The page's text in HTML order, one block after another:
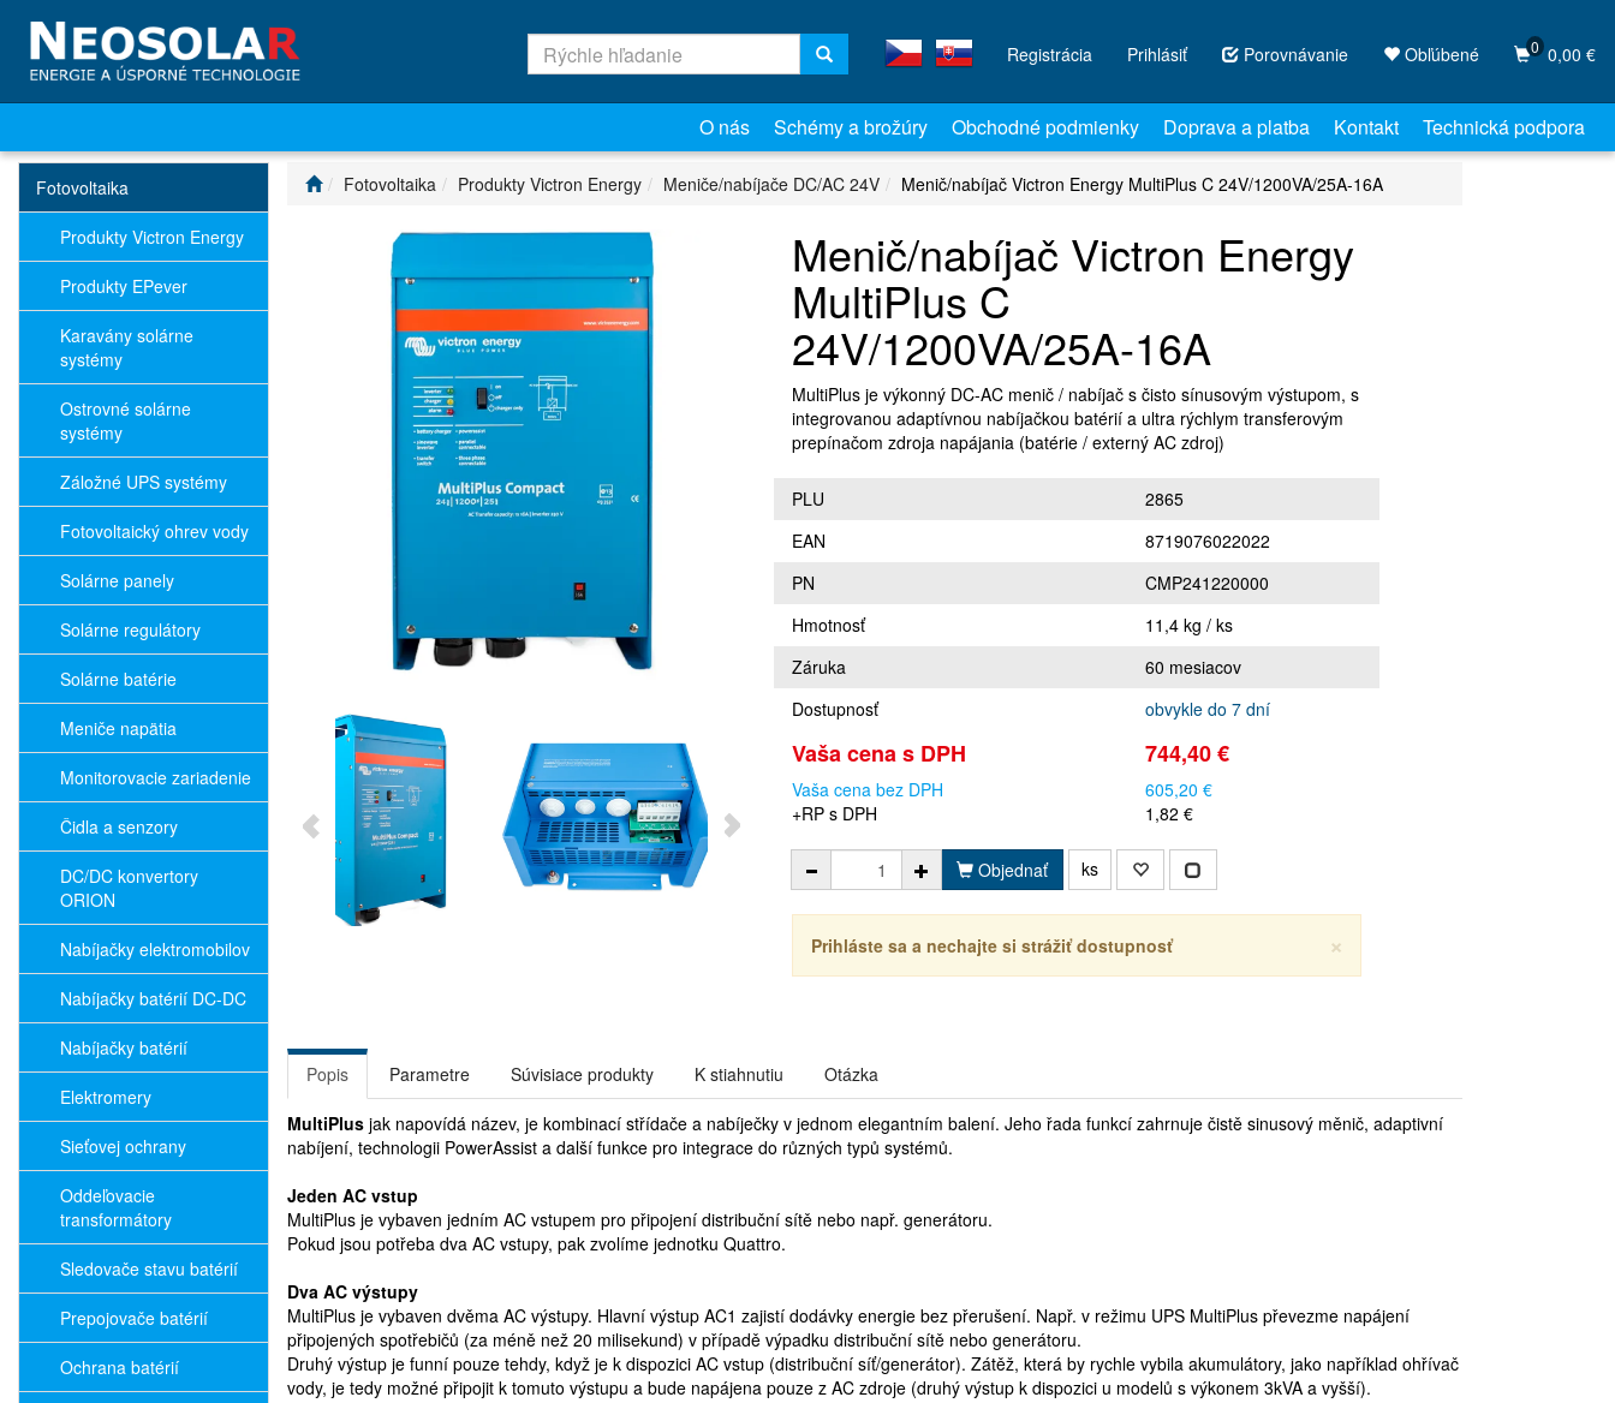
Porovnávanie Obľúbené 0 0,00 €
Registrácia Prihlásiť
O nás Schémy a brožúry Obchodné podmienky Doprava a platba Kontakt Technická podpora
Fotovoltaika
Produkty Victron Energy
Produkty EPever
Karavány solárne
systémy
Ostrovné solárne
systémy
Záložné UPS systémy
Fotovoltaický ohrev vody
Solárne panely
Solárne regulátory
Solárne batérie
Meniče napätia
Monitorovacie zariadenie
Čidla a senzory
DC/DC konvertory
ORION
Nabíjačky elektromobilov
Nabíjačky batérií DC-DC
Nabíjačky batérií
Elektromery
Sieťovej ochrany
Oddeľovacie
transformátory
Sledovače stavu batérií
Prepojovače batérií
Ochrana batérií
Fotovoltaika Produkty Victron Energy Meniče/nabíjače DC/AC 24V Menič/nabíjač Victron Energy MultiPlus C 24V/1200VA/25A-16A
Menič/nabíjač Victron Energy
MultiPlus C
24V/1200VA/25A-16A
MultiPlus je výkonný DC-AC menič / nabíjač s čisto sínusovým výstupom, s
integrovanou adaptívnou nabíjačkou batérií a ultra rýchlym transferovým
prepínačom zdroja napájania (batérie / externý AC zdroj)
PLU
2865
EAN
8719076022022
PN
CMP241220000
Hmotnosť
11,4 kg / ks
Záruka
60 mesiacov
Dostupnosť
obvykle do 7 dní
Vaša cena s DPH 744,40 €
Vaša cena bez DPH
605,20 €
+RP s DPH
1,82 €
Objednať ks
×
Prihláste sa a nechajte si strážiť dostupnosť
Popis Parametre Súvisiace produkty K stiahnutiu Otázka
MultiPlus jak napovídá název, je kombinací střídače a nabíječky v jednom elegantním balení. Jeho řada funkcí zahrnuje čistě sinusový měnič, adaptivní
nabíjení, technologii PowerAssist a další funkce pro integrace do různých typů systémů.
Jeden AC vstup
MultiPlus je vybaven jedním AC vstupem pro připojení distribuční sítě nebo např. generátoru.
Pokud jsou potřeba dva AC vstupy, pak zvolíme jednotku Quattro.
Dva AC výstupy
MultiPlus je vybaven dvěma AC výstupy. Hlavní výstup AC1 zajistí dodávky energie bez přerušení. Např. v režimu UPS MultiPlus převezme napájení
připojených spotřebičů (za méně než 20 milisekund) v případě výpadku distribuční sítě nebo generátoru.
Druhý výstup je funní pouze tehdy, když je k dispozici AC vstup (distribuční síť/generátor). Zátěž, která by rychle vybila akumulátory, jako například ohřívač
vody, je tedy možné připojit k tomuto výstupu a bude napájena pouze z AC zdroje (druhý výstup k dispozici u modelů s výkonem 3kVA a vyšší).